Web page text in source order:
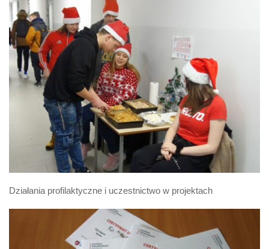
Działania profilaktyczne i uczestnictwo w projektach